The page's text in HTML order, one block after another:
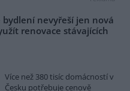
bydlení nevyřeší jen nová
renovace stávajících
Více než 380 tisíc domácností v
Česku potřebuje cenově